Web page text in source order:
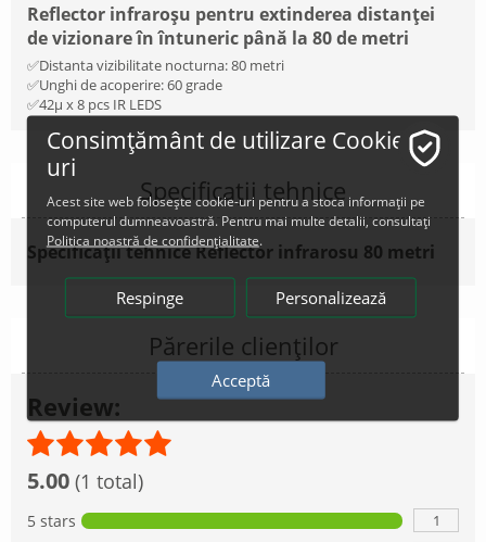
Reflector infraroșu pentru extinderea distanței
de vizionare în întuneric până la 80 de metri
✅Distanta vizibilitate nocturna: 80 metri
✅Unghi de acoperire: 60 grade
✅42µ x 8 pcs IR LEDS
Specificații tehnice
Specificații tehnice Reflector infrarosu 80 metri
Părerile clienților
Review:
5.00 (1 total)
5 stars 1
Consimțământ de utilizare Cookie-
uri
Acest site web folosește cookie-uri pentru a stoca informații pe
computerul dumneavoastră. Pentru mai multe detalii, consultați
Politica noastră de confidențialitate.
Respinge Personalizează
Acceptă